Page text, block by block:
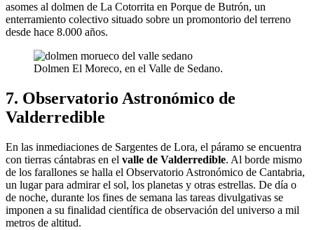
asomes al dolmen de La Cotorrita en Porque de Butrón, un
enterramiento colectivo situado sobre un promontorio del terreno
desde hace 8.000 años.
Dolmen El Moreco, en el Valle de Sedano.
7. Observatorio Astronómico de
Valderredible
En las inmediaciones de Sargentes de Lora, el páramo se encuentra
con tierras cántabras en el valle de Valderredible. Al borde mismo
de los farallones se halla el Observatorio Astronómico de Cantabria,
un lugar para admirar el sol, los planetas y otras estrellas. De día o
de noche, durante los fines de semana las tareas divulgativas se
imponen a su finalidad científica de observación del universo a mil
metros de altitud.